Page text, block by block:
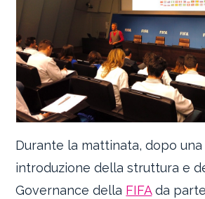
Durante la mattinata, dopo
introduzione della struttura e
Governance della FIFAda